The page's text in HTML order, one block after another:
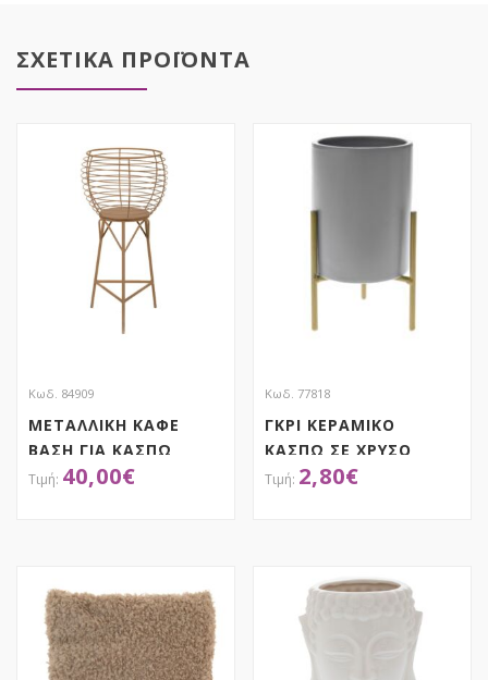
ΣΧΕΤΙΚΑ ΠΡΟΪΟΝΤΑ
Κωδ. 84909
ΜΕΤΑΛΛΙΚΗ ΚΑΦΕ
ΒΑΣΗ ΓΙΑ ΚΑΣΠΩ
36.5×36.5X75EK
40,00€
Κωδ. 77818
ΓΚΡΙ ΚΕΡΑΜΙΚΟ
ΚΑΣΠΩ ΣΕ ΧΡΥΣΟ
ΜΕΤΑΛΛΙΚΟ ΤΡΙΠΟΔΑ
2,80€